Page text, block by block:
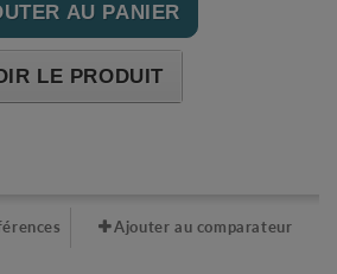
AU PANIER
LE PRODUIT
Ajouter au comparateur